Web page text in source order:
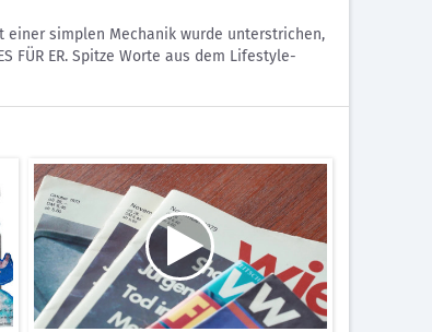
einer simplen Mechanik wurde unterstrichen,
FÜR ER. Spitze Worte aus dem Lifestyle-